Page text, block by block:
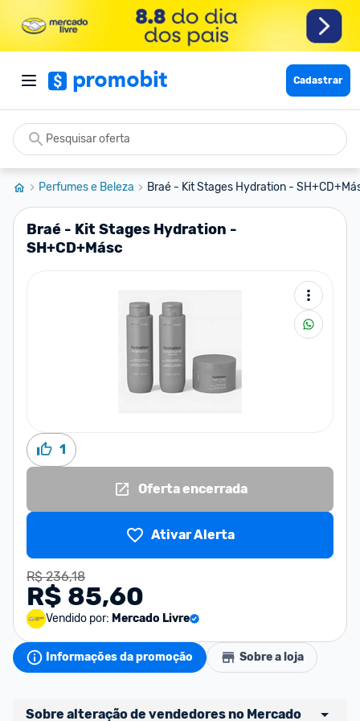
Cadastrar
Perfumes e Beleza Braé - Kit Stages Hydration -
Braé - Kit Stages Hydration -
SH+CD+Másc
1
Oferta encerrada
Ativar Alerta
R$ 236,18
R$ 85,60
Vendido por: Mercado Livre
Informações da promoção Sobre a loja
Sobre alteração de vendedores no Mercado